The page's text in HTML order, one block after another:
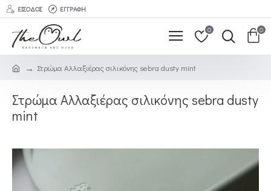
ΕΊΣΟΔΟΣ ΕΓΓΡΑΦΉ
0 0
Στρώμα Αλλαξιέρας σιλικόνης sebra dusty mint
Στρώμα Αλλαξιέρας σιλικόνης sebra dusty
mint